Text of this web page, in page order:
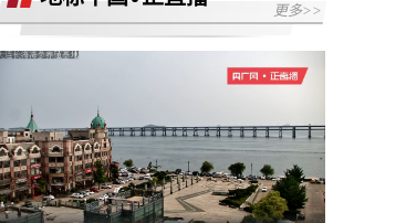
更多>>
[2]网络错误，请检查网络配置或者播放链